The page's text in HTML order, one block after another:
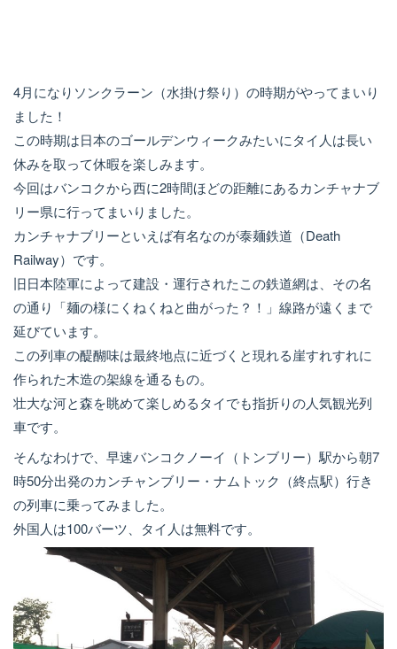
4月になりソンクラーン（水掛け祭り）の時期がやってまいり
ました！
この時期は日本のゴールデンウィークみたいにタイ人は長い
休みを取って休暇を楽しみます。
今回はバンコクから西に2時間ほどの距離にあるカンチャナブ
リー県に行ってまいりました。
カンチャナブリーといえば有名なのが泰麺鉄道（Death
Railway）です。
旧日本陸軍によって建設・運行されたこの鉄道網は、その名
の通り「麺の様にくねくねと曲がった？！」線路が遠くまで
延びています。
この列車の醍醐味は最終地点に近づくと現れる崖すれすれに
作られた木造の架線を通るもの。
壮大な河と森を眺めて楽しめるタイでも指折りの人気観光列
車です。
そんなわけで、早速バンコクノーイ（トンブリー）駅から朝7
時50分出発のカンチャンブリー・ナムトック（終点駅）行き
の列車に乗ってみました。
外国人は100バーツ、タイ人は無料です。